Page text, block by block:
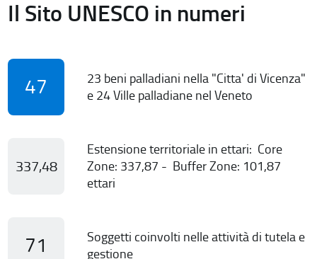
Il Sito UNESCO in numeri
47
23 beni palladiani nella "Citta' di Vicenza"
e 24 Ville palladiane nel Veneto
337,48
Estensione territoriale in ettari: Core
Zone: 337,87 - Buffer Zone: 101,87
ettari
71
Soggetti coinvolti nelle attività di tutela e
gestione